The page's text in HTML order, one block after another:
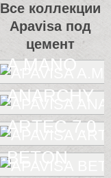
Все коллекции
Apavisa под
цемент
A.MANO
ANARCHY
ARTEC 7.0
BETON